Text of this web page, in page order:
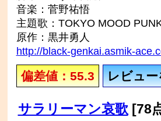
音楽：菅野祐悟
主題歌：TOKYO MOOD
原作：黒井勇人
http://black-genkai.asmik-
偏差値：55.3 レビュー
サラリーマン哀歌[78